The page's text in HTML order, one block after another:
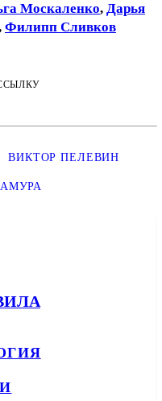
Москаленко, Дарья
Филипп Сливков
ВИКТОР ПЕЛЕВИН